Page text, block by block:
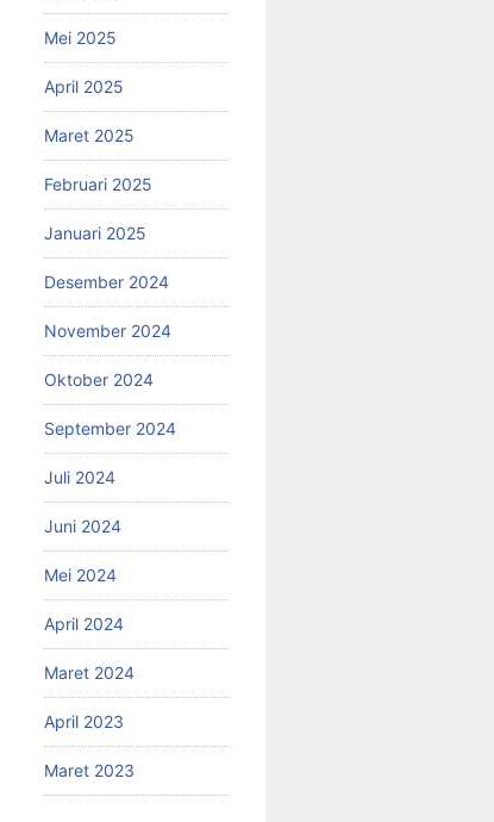
Mei 2025
April 2025
Maret 2025
Februari 2025
Januari 2025
Desember 2024
November 2024
Oktober 2024
September 2024
Juli 2024
Juni 2024
Mei 2024
April 2024
Maret 2024
April 2023
Maret 2023